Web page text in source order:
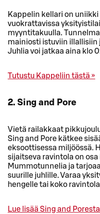
Kappelin kellari on
vuokrattavissa
myyntitakuulla.
mainiosti istuviin illallisiin
Juhlia voi jatkaa aina klo
Tutustu Kappeliin tästä »
2. Sing and Pore
Vietä railakkaat
Sing and Pore kätkee
eksoottisessa miljöössä.
sijaitseva ravintola on
Mummotunnelia ja
suurille juhlille. Varaa
hengelle tai koko
Lue lisää Sing and Poresta